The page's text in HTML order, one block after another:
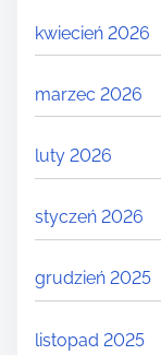
kwiecień 2026
marzec 2026
luty 2026
styczeń 2026
grudzień 2025
listopad 2025